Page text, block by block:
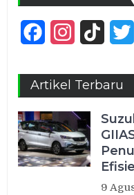
FacebookInstagram
Artikel Terbaru
9